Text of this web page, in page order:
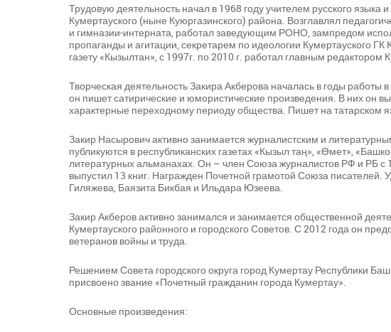
Трудовую деятельность начал в 1968 году учителем русского
Кумертауского (ныне Куюргазинского) района. Возглавлял
и гимназии-интерната, работал заведующим РОНО, зампредом
пропаганды и агитации, секретарем по идеологии Кумертауского
газету «Кызылтан», с 1997г. по 2010 г. работал главным редактором
Творческая деятельность Закира Акберова началась в годы работы
он пишет сатирические и юмористические произведения. В них он
характерные переходному периоду общества. Пишет на татарском
Закир Насырович активно занимается журналистским и
публикуются в республиканских газетах «Кызыл таң», «Өмет»,
литературных альманахах. Он – член Союза журналистов РФ и РБ с
выпустил 13 книг. Награжден Почетной грамотой Союза
Гиляжева, Баязита Бикбая и Ильдара Юзеева.
Закир Акберов активно занимался и занимается общественной
Кумертауского районного и городского Советов. С 2012 года он
ветеранов войны и труда.
Решением Совета городского округа город Кумертау Республики
присвоено звание «Почетный гражданин города Кумертау».
Основные произведения: